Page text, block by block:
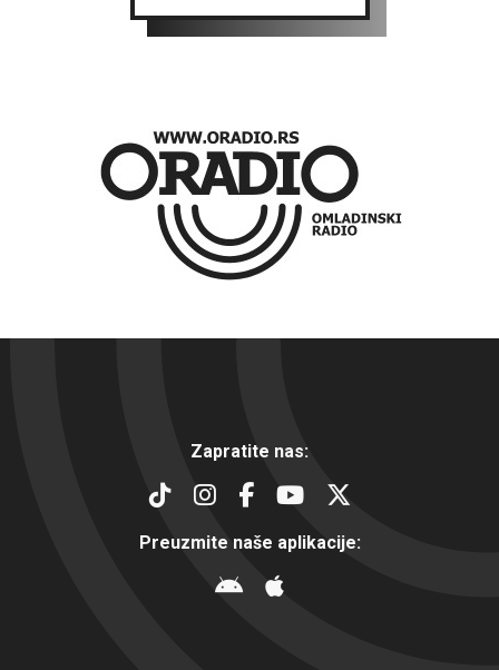
Zapratite nas:
Preuzmite naše aplikacije: